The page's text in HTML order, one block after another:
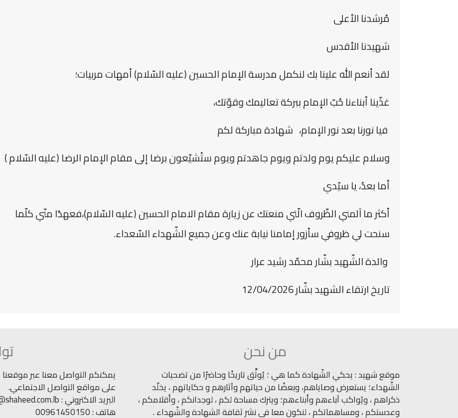
مُرشدنا الأعلى
شهيدنا الأقدس
لقد أنعم الله علينا بك لنكمل مدرسة الإمام الحسين (عليه السّلام) أمهات مربيات؛
غذّينا أبناءنا حُبّ الإمام ببركة تعاليمك وقوّتك،
فيا نورنا بعد نور الإمام، شهادة مباركة لكم
وسلام عليكم يوم ولدتم ويوم جاهدتم ويوم ستُشيّعون برضا إلى مقام الإمام الرضا (عليه السّلام )
أما بعدُ، يا سيّدي
أكثر ما آلمني الظّروف الّتي منعتك عن زيارة مقام الامام الحسين (عليه السّلام)،فعهدًا منّي كلّما
سنحت لي ظروفي سأزور إمامنا نيابة عنك وعن جميع الشّهداء السّعداء.
والدة الشّهيد بشّار محمّد رشيد عرار
تاريخ ارتقاء الشهيد بشّار 12/04/2026
من نحن
موقع شهيد : يحكي الشّهادة كما هي ؛ يُوثِّق تاريخًا وحاضرًا من تضحيات
الشّهداء؛ يستعرض وصاياهم، وبعضًا من حياتهم وآثارهم و حكاياتهم ، يخلّد
ذكراهم ، ويُواكب آباءهم وأبناءهم؛ ويترك مساحة لكم ، لوجدانكم ، وأقلامكم ،
وعدستكم ، ومساهماتكم ، لنكون معا في نشر ثقافة الشهادة والشّهداء .
يمكنكم التواصل معنا عبر موقعنا
على مواقع التواصل الاجتماعي.
البريد الاكتروني : info@shaheed.com.lb
هاتف : 00961450150